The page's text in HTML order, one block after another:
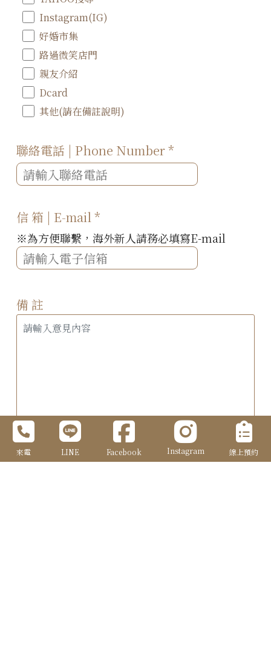
Instagram(IG)
好婚市集
路過微笑店門
親友介紹
Dcard
其他(請在備註說明)
聯絡電話 | Phone Number*
信 箱 | E-mail*
※為方便聯繫，海外新人請務必填寫E-mail
備 註
來電 LINE Facebook Instagram 線上預約